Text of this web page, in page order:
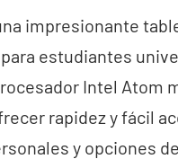
impresionante
estudiantes
Intel Atom
rapidez y fácil
y opciones de